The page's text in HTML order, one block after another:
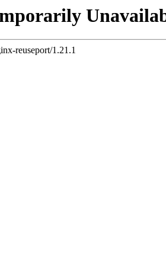
reuseport/1.21.1